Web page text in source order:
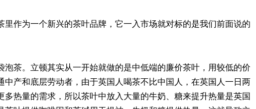
作为一个新兴的茶叶品牌，它一入市场就对标的是我们前面说的
茶。立顿其实从一开始就做的是中低端的廉价茶叶，用较低的价
产和底层劳动者，由于英国人喝茶不比中国人，在英国人一日两
热量的需求，所以茶叶中放入大量的牛奶、糖来提升热量是英国